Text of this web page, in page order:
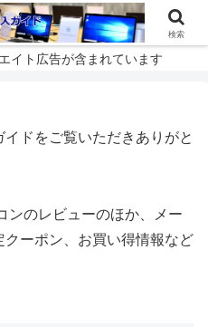
イト広告が含まれています
ドをご覧いただきありがと
ンのレビューのほか、メー
ーポン、お買い得情報など
検索